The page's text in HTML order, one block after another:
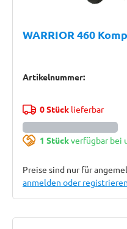
WARRIOR 460
Artikelnummer:
0 Stücklieferbar
1 Stückverfügbar bei
Preise sind nur für
anmelden oder registrieren